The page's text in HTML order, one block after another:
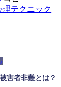
テクニック
害者非難とは？